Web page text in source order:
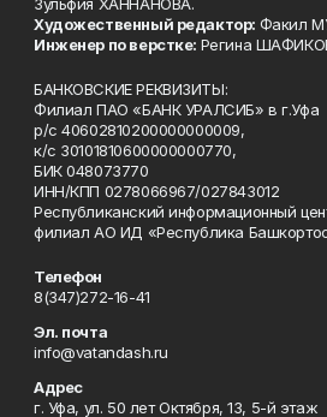
Художественный редактор: Факил
Инженер по верстке: Регина
БАНКОВСКИЕ РЕКВИЗИТЫ:
Филиал ПАО «БАНК УРАЛСИБ» в г.Уфа
р/с 40602810200000000009,
к/с 30101810600000000770,
БИК 048073770
ИНН/КПП 0278066967/027843012
Республиканский информационный
филиал АО ИД «Республика
Телефон
8(347)272-16-41
Эл. почта
info@vatandash.ru
Адрес
г. Уфа, ул. 50 лет Октября, 13, 5-й этаж